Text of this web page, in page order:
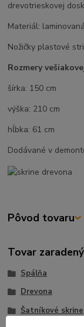
drevotrieskovej
Materiál:
Nožičky plastové
Rozmery
šírka: 150 cm
výška: 210 cm
hĺbka: 61 cm
Dodávané v
Pôvod tovaru
Tovar
Spálňa
Drevona
Šatníkové skrine